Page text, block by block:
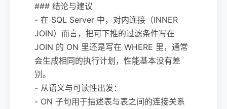
### 结论与建议
- 在 SQL Server 中，对内连接（INNER
JOIN）而言，把可下推的过滤条件写在
JOIN 的 ON 里还是写在 WHERE 里，通常
会生成相同的执行计划，性能基本没有差
别。
- 从语义与可读性出发：
- ON 子句用于描述表与表之间的连接关系